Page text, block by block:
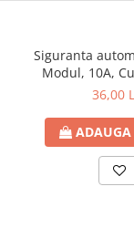
Siguranta
Modul, 10A,
36,00
ADAUGA